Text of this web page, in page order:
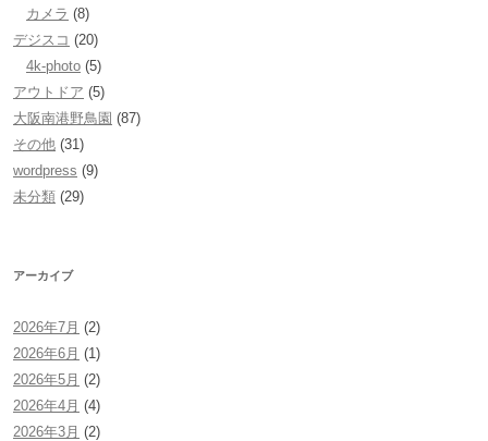
カメラ (8)
デジスコ (20)
4k-photo (5)
アウトドア (5)
大阪南港野鳥園 (87)
その他 (31)
wordpress (9)
未分類 (29)
アーカイブ
2026年7月 (2)
2026年6月 (1)
2026年5月 (2)
2026年4月 (4)
2026年3月 (2)